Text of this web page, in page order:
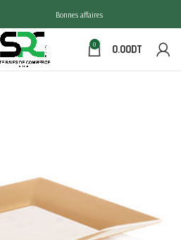
Bonnes affaires
0 0.00DT